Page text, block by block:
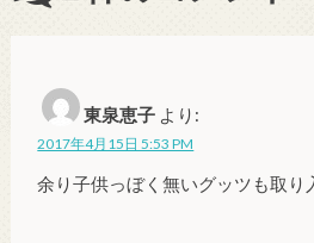
東泉恵子 より:
2017年4月15日 5:53 PM
余り子供っぼく無いグッツも取